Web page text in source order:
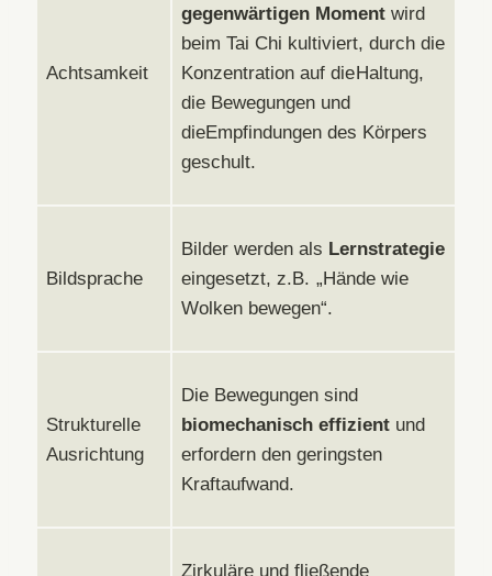
Achtsamkeit
gegenwärtigen Moment wird
beim Tai Chi kultiviert, durch die
Konzentration auf die Haltung,
die Bewegungen und
dieEmpfindungen des Körpers
geschult.
Bildsprache
Bilder werden als Lernstrategie
eingesetzt, z.B. „Hände wie
Wolken bewegen“.
Strukturelle
Ausrichtung
Die Bewegungen sind
biomechanisch effizient und
erfordern den geringsten
Kraftaufwand.
Zirkuläre und fließende